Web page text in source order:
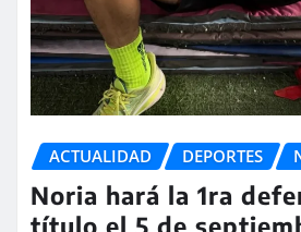
ACTUALIDAD DEPORTES
Noria hará la 1ra